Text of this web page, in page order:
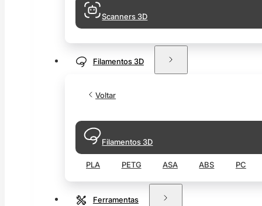
Scanners 3D
Filamentos 3D
Voltar
Filamentos 3D
PLA PETG ASA ABS PC
Ferramentas